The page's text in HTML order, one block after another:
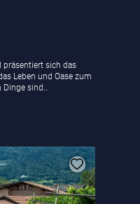
präsentiert sich das
Leben und Oase zum
Dinge sind…